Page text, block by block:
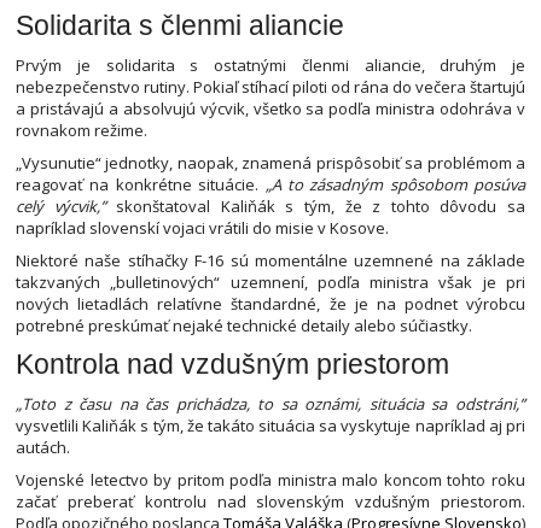
Solidarita s členmi aliancie
Prvým je solidarita s ostatnými členmi aliancie, druhým je
nebezpečenstvo rutiny. Pokiaľ stíhací piloti od rána do večera štartujú
a pristávajú a absolvujú výcvik, všetko sa podľa ministra odohráva v
rovnakom režime.
„Vysunutie“ jednotky, naopak, znamená prispôsobiť sa problémom a
reagovať na konkrétne situácie. „A to zásadným spôsobom posúva
celý výcvik,”skonštatoval Kaliňák s tým, že z tohto dôvodu sa
napríklad slovenskí vojaci vrátili do misie v Kosove.
Niektoré naše stíhačky F-16 sú momentálne uzemnené na základe
takzvaných „bulletinových“ uzemnení, podľa ministra však je pri
nových lietadlách relatívne štandardné, že je na podnet výrobcu
potrebné preskúmať nejaké technické detaily alebo súčiastky.
Kontrola nad vzdušným priestorom
„Toto z času na čas prichádza, to sa oznámi, situácia sa odstráni,”
vysvetlili Kaliňák s tým, že takáto situácia sa vyskytuje napríklad aj pri
autách.
Vojenské letectvo by pritom podľa ministra malo koncom tohto roku
začať preberať kontrolu nad slovenským vzdušným priestorom.
Podľa opozičného poslanca Tomáša Valáška (Progresívne Slovensko)